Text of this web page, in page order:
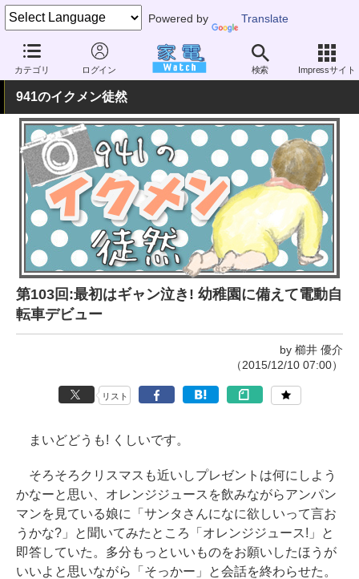
Powered by Translate
カテゴリ ログイン 検索 Impressサイト
家電 Watch その他・家電 アウトドア 電動自転車
941のイクメン徒然
第103回:最初はギャン泣き! 幼稚園に備えて電動自
転車デビュー
by 櫛井 優介
（2015/12/10 07:00）
リスト
まいどどうも! くしいです。
そろそろクリスマスも近いしプレゼントは何にしよう
かなーと思い、オレンジジュースを飲みながらアンパン
マンを見ている娘に「サンタさんになに欲しいって言お
うかな?」と聞いてみたところ「オレンジジュース!」と
即答していた。多分もっといいものをお願いしたほうが
いいよと思いながら「そっかー」と会話を終わらせた。